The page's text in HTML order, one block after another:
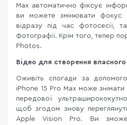
Max автоматично фіксує
ви можете змінювати фокус
відразу під час фотосесії,
Фотографії. Крім того, тепер
Photos.
Відео для створення
Оживіть спогади за
iPhone 15 Pro Max може
передової
щоб згодом знову
Apple Vision Pro. Ви